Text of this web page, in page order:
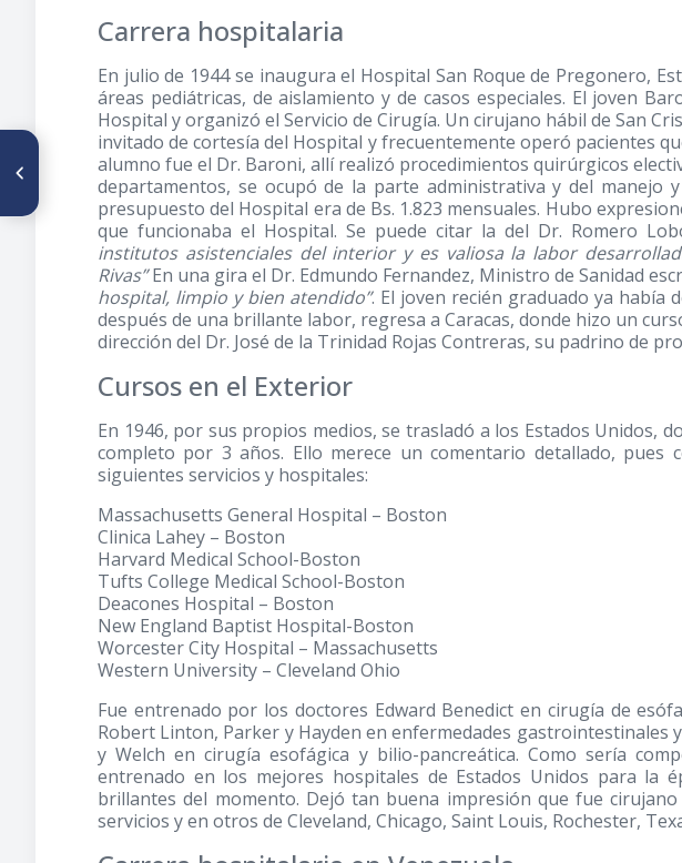
Carrera hospitalaria
En julio de 1944 se inaugura el Hospital San Roque de Pregonero,
áreas pediátricas, de aislamiento y de casos especiales. El joven
Hospital y organizó el Servicio de Cirugía. Un cirujano hábil de San
invitado de cortesía del Hospital y frecuentemente operó pacientes
alumno fue el Dr. Baroni, allí realizó procedimientos quirúrgicos
departamentos, se ocupó de la parte administrativa y del manejo
presupuesto del Hospital era de Bs. 1.823 mensuales. Hubo
que funcionaba el Hospital. Se puede citar la del Dr. Romero
institutos asistenciales del interior y es valiosa la labor
Rivas”En una gira el Dr. Edmundo Fernandez, Ministro de Sanidad
hospital, limpio y bien atendido”. El joven recién graduado ya había
después de una brillante labor, regresa a Caracas, donde hizo un
dirección del Dr. José de la Trinidad Rojas Contreras, su padrino de
Cursos en el Exterior
En 1946, por sus propios medios, se trasladó a los Estados Unidos,
completo por 3 años. Ello merece un comentario detallado, pues
siguientes servicios y hospitales:
Massachusetts General Hospital – Boston
Clinica Lahey – Boston
Harvard Medical School-Boston
Tufts College Medical School-Boston
Deacones Hospital – Boston
New England Baptist Hospital-Boston
Worcester City Hospital – Massachusetts
Western University – Cleveland Ohio
Fue entrenado por los doctores Edward Benedict en cirugía de
Robert Linton, Parker y Hayden en enfermedades gastrointestinales
y Welch en cirugía esofágica y bilio-pancreática. Como sería
entrenado en los mejores hospitales de Estados Unidos para la
brillantes del momento. Dejó tan buena impresión que fue
servicios y en otros de Cleveland, Chicago, Saint Louis, Rochester,
ARTÍCULO ANTERIOR
Experimento de Tuskegee:
sombra perenne de inequidad
en la investigación biomédica